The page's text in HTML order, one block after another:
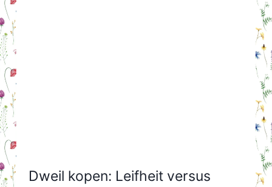
Dweil kopen: Leifheit versus